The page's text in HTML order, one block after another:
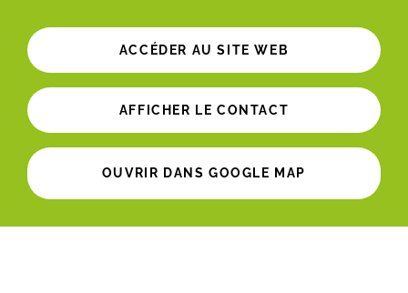
ACCÉDER AU SITE WEB
AFFICHER LE CONTACT
OUVRIR DANS GOOGLE MAP